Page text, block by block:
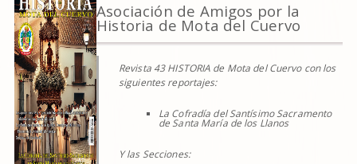
Asociación de Amigos por la
Historia de Mota del Cuervo
Revista 43 HISTORIA de Mota del Cuervo con los
siguientes reportajes:
La Cofradía del Santísimo Sacramento
de Santa María de los Llanos
Y las Secciones: